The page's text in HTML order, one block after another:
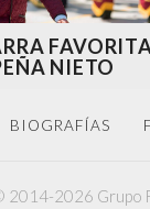
NIETO
BIOGRAFÍAS
2014-2026 Grupo